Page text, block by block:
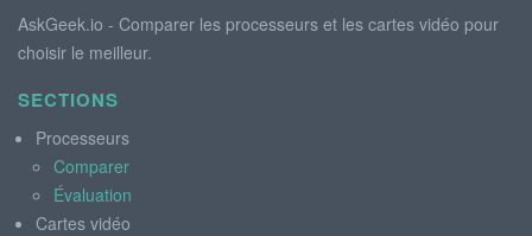
AskGeek.io - Comparer les processeurs et les cartes vidéo pour
choisir le meilleur.
SECTIONS
Processeurs
Comparer
Évaluation
Cartes vidéo